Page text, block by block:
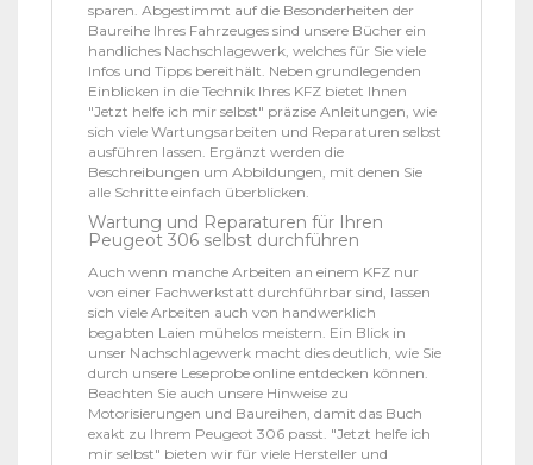
sparen. Abgestimmt auf die Besonderheiten der
Baureihe Ihres Fahrzeuges sind unsere Bücher ein
handliches Nachschlagewerk, welches für Sie viele
Infos und Tipps bereithält. Neben grundlegenden
Einblicken in die Technik Ihres KFZ bietet Ihnen
"Jetzt helfe ich mir selbst" präzise Anleitungen, wie
sich viele Wartungsarbeiten und Reparaturen selbst
ausführen lassen. Ergänzt werden die
Beschreibungen um Abbildungen, mit denen Sie
alle Schritte einfach überblicken.
Wartung und Reparaturen für Ihren
Peugeot 306 selbst durchführen
Auch wenn manche Arbeiten an einem KFZ nur
von einer Fachwerkstatt durchführbar sind, lassen
sich viele Arbeiten auch von handwerklich
begabten Laien mühelos meistern. Ein Blick in
unser Nachschlagewerk macht dies deutlich, wie Sie
durch unsere Leseprobe online entdecken können.
Beachten Sie auch unsere Hinweise zu
Motorisierungen und Baureihen, damit das Buch
exakt zu Ihrem Peugeot 306 passt. "Jetzt helfe ich
mir selbst" bieten wir für viele Hersteller und